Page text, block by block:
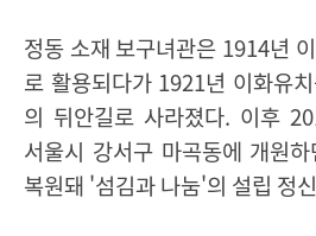
정동 소재 보구녀관은 1914년
로 활용되다가 1921년 이화유
의 뒤안길로 사라졌다. 이후
서울시 강서구 마곡동에 개원
복원돼 '섬김과 나눔'의 설립 정